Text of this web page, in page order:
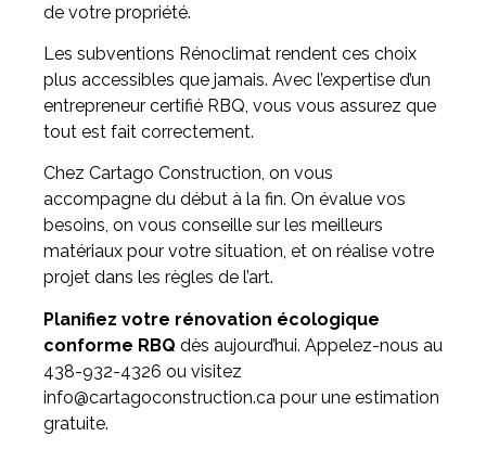
de votre propriété.
Les subventions Rénoclimat rendent ces choix
plus accessibles que jamais. Avec l’expertise d’un
entrepreneur certifié RBQ, vous vous assurez que
tout est fait correctement.
Chez Cartago Construction, on vous
accompagne du début à la fin. On évalue vos
besoins, on vous conseille sur les meilleurs
matériaux pour votre situation, et on réalise votre
projet dans les règles de l’art.
Planifiez votre rénovation écologique
conforme RBQ dès aujourd’hui. Appelez-nous au
438-932-4326 ou visitez
info@cartagoconstruction.ca pour une estimation
gratuite.